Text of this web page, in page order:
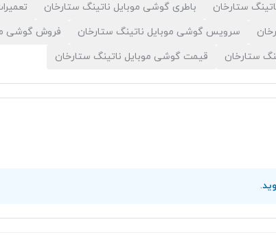
ستارخان باطری گوشی موبایل ناتینگ ستارخان
سرویس گوشی موبایل ناتینگ ستارخان فروش گوشی
ستارخان
قیمت گوشی موبایل ناتینگ ستارخان
.